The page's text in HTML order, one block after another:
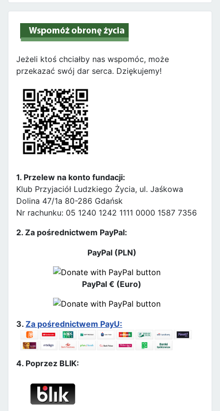
Jeżeli ktoś chciałby nas wspomóc, może
przekazać swój dar serca. Dziękujemy!
1. Przelew na konto fundacji:
Klub Przyjaciół Ludzkiego Życia, ul. Jaśkowa
Dolina 47/1a 80-286 Gdańsk
Nr rachunku: 05 1240 1242 1111 0000 1587 7356
2. Za pośrednictwem PayPal:
PayPal (PLN)
PayPal € (Euro)
3. Za pośrednictwem PayU:
4. Poprzez BLIK: